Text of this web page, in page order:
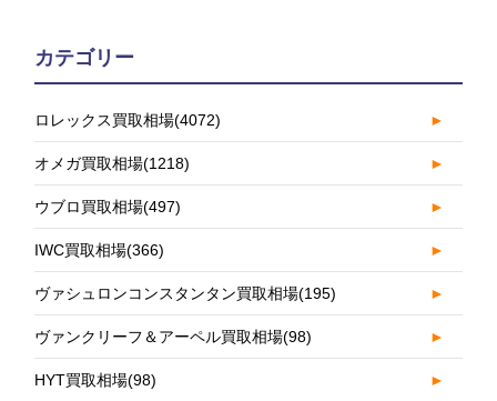
カテゴリー
ロレックス買取相場(4072) ►
オメガ買取相場(1218) ►
ウブロ買取相場(497) ►
IWC買取相場(366) ►
ヴァシュロンコンスタンタン買取相場(195) ►
ヴァンクリーフ＆アーペル買取相場(98) ►
HYT買取相場(98) ►